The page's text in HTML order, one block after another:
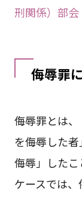
刑関係）部
侮辱罪
侮辱罪とは
を侮辱した
侮辱」した
ケースでは、